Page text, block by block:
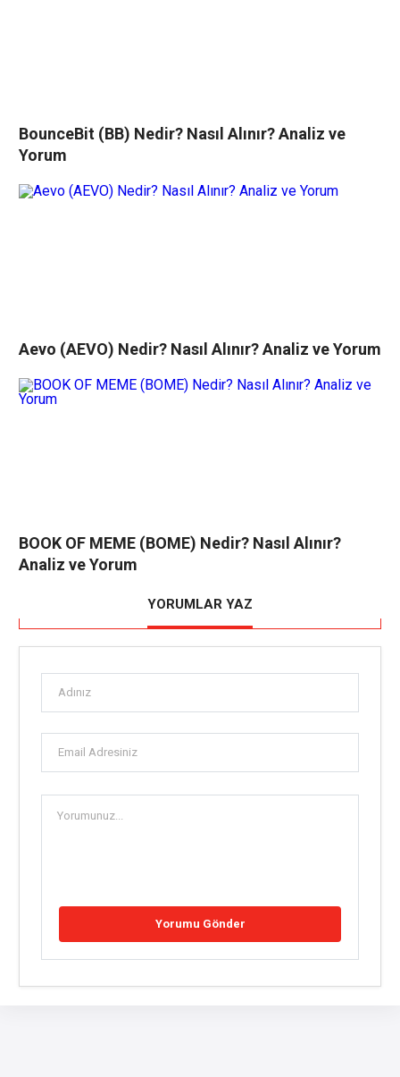
BounceBit (BB) Nedir? Nasıl Alınır? Analiz ve
Yorum
Aevo (AEVO) Nedir? Nasıl Alınır? Analiz ve Yorum
BOOK OF MEME (BOME) Nedir? Nasıl Alınır?
Analiz ve Yorum
YORUMLAR YAZ